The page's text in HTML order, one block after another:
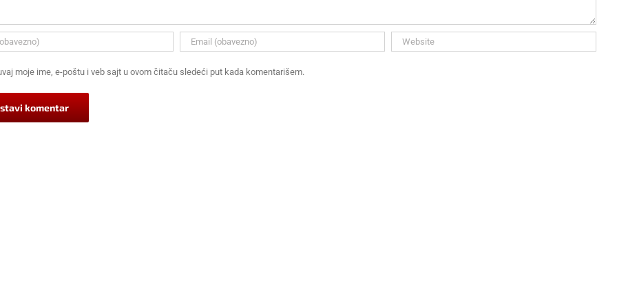
moje ime, e-poštu i veb sajt u ovom čitaču sledeći put kada komentarišem.